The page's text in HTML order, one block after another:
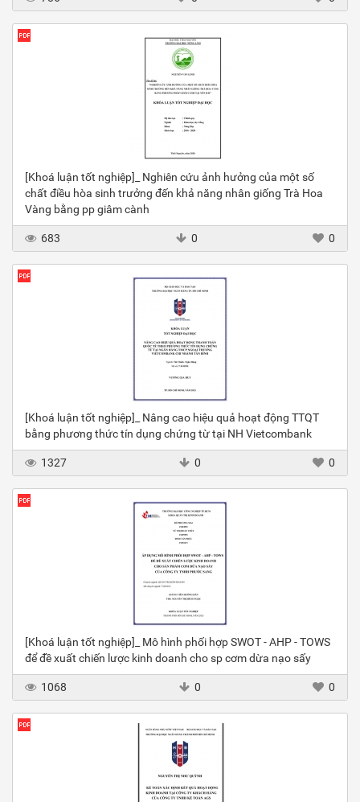
[Khoá luận tốt nghiệp]_ Nghiên cứu ảnh hưởng của một số
chất điều hòa sinh trưởng đến khả năng nhân giống Trà Hoa
Vàng bằng pp giâm cành
683 0 0
[Khoá luận tốt nghiệp]_ Nâng cao hiệu quả hoạt động TTQT
bằng phương thức tín dụng chứng từ tại NH Vietcombank
1327 0 0
[Khoá luận tốt nghiệp]_ Mô hình phối hợp SWOT - AHP - TOWS
để đề xuất chiến lược kinh doanh cho sp cơm dừa nạo sấy
1068 0 0